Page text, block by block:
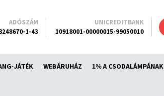
JÁTÉK WEBÁRUHÁZ 1% A CSODALÁMPÁNAK
ADÓSZÁM
1-43
UNICREDITBANK
10918001-00000015-99050010